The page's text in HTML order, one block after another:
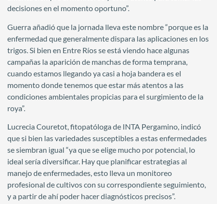
decisiones en el momento oportuno”.
Guerra añadió que la jornada lleva este nombre “porque es la
enfermedad que generalmente dispara las aplicaciones en los
trigos. Si bien en Entre Ríos se está viendo hace algunas
campañas la aparición de manchas de forma temprana,
cuando estamos llegando ya casi a hoja bandera es el
momento donde tenemos que estar más atentos a las
condiciones ambientales propicias para el surgimiento de la
roya”.
Lucrecia Couretot, fitopatóloga de INTA Pergamino, indicó
que si bien las variedades susceptibles a estas enfermedades
se siembran igual “ya que se elige mucho por potencial, lo
ideal sería diversificar. Hay que planificar estrategias al
manejo de enfermedades, esto lleva un monitoreo
profesional de cultivos con su correspondiente seguimiento,
y a partir de ahí poder hacer diagnósticos precisos”.